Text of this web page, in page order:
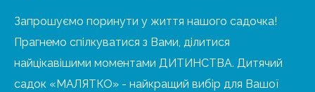
Запрошуємо поринути у життя нашого садочка!
Прагнемо спілкуватися з Вами, ділитися
найцікавішими моментами ДИТИНСТВА. Дитячий
садок «МАЛЯТКО» - найкращий вибір для Вашої